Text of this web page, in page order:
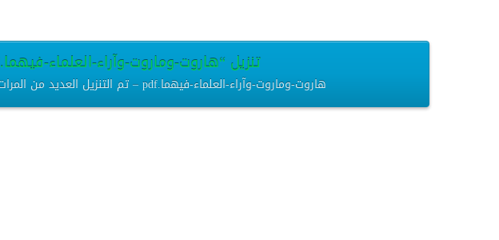
تنزيل “هاروت-وماروت-وآراء-العلماء-فيهما.pdf”
هاروت-وماروت-وآراء-العلماء-فيهما.pdf – تم التنزيل العديد من المرات – 671.05 كيلوبايت